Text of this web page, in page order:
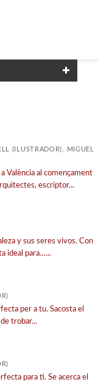
(ILUSTRADOR), MIGUEL
València al començament
escriptor...
y sus seres vivos. Con
ideal para…...
per a tu. Sacosta el
trobar...
para ti. Se acerca el